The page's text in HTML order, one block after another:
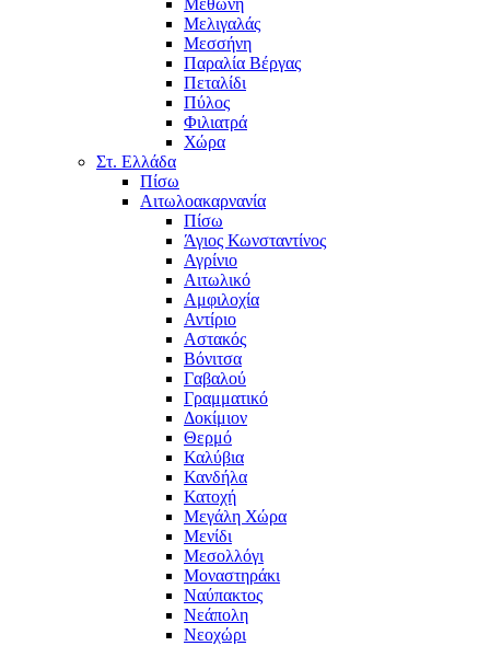
Μελιγαλάς
Μεσσήνη
Παραλία Βέργας
Πεταλίδι
Πύλος
Φιλιατρά
Χώρα
Στ. Ελλάδα
Πίσω
Αιτωλοακαρνανία
Πίσω
Άγιος Κωνσταντίνος
Αγρίνιο
Αιτωλικό
Αμφιλοχία
Αντίριο
Αστακός
Βόνιτσα
Γαβαλού
Γραμματικό
Δοκίμιον
Θερμό
Καλύβια
Κανδήλα
Κατοχή
Μεγάλη Χώρα
Μενίδι
Μεσολλόγι
Μοναστηράκι
Ναύπακτος
Νεάπολη
Νεοχώρι